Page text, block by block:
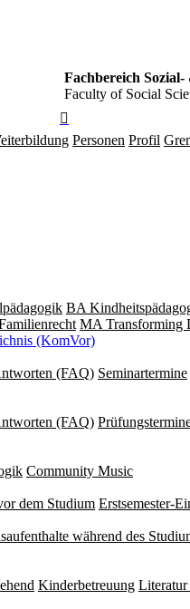
Fachbereich
Faculty of Social

Personen Profil
BA
MA Transforming
(KomVor)
(FAQ) Seminartermine
(FAQ)
Community Music
dem Studium Erstsemester-
während des
Kinderbetreuung